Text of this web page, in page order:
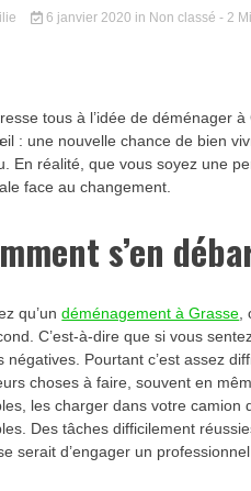
6 janvier 2020 in Non classé - 2
tous à l’idée de déménager
: une nouvelle chance de bien
En réalité, que vous soyez une
face au changement.
s’en
qu’undéménagement à Grasse
C’est-à-dire que si vous
négatives. Pourtant c’est assez
choses à faire, souvent en
les charger dans votre
Des tâches difficilement
serait d’engager un